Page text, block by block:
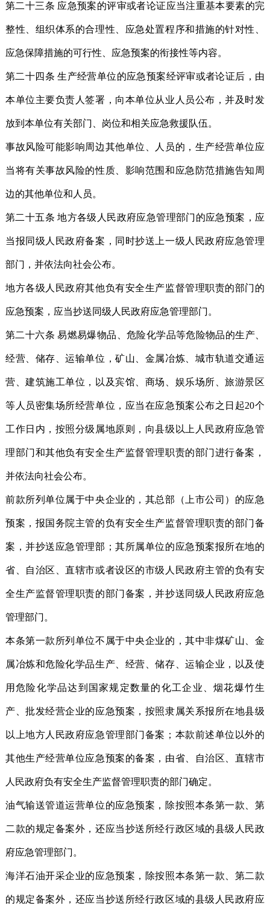
第二十三条 应急预案的评审或者论证应当注重基本要素的完
整性、组织体系的合理性、应急处置程序和措施的针对性、
应急保障措施的可行性、应急预案的衔接性等内容。
第二十四条 生产经营单位的应急预案经评审或者论证后，由
本单位主要负责人签署，向本单位从业人员公布，并及时发
放到本单位有关部门、岗位和相关应急救援队伍。
事故风险可能影响周边其他单位、人员的，生产经营单位应
当将有关事故风险的性质、影响范围和应急防范措施告知周
边的其他单位和人员。
第二十五条 地方各级人民政府应急管理部门的应急预案，应
当报同级人民政府备案，同时抄送上一级人民政府应急管理
部门，并依法向社会公布。
地方各级人民政府其他负有安全生产监督管理职责的部门的
应急预案，应当抄送同级人民政府应急管理部门。
第二十六条 易燃易爆物品、危险化学品等危险物品的生产、
经营、储存、运输单位，矿山、金属冶炼、城市轨道交通运
营、建筑施工单位，以及宾馆、商场、娱乐场所、旅游景区
等人员密集场所经营单位，应当在应急预案公布之日起20个
工作日内，按照分级属地原则，向县级以上人民政府应急管
理部门和其他负有安全生产监督管理职责的部门进行备案，
并依法向社会公布。
前款所列单位属于中央企业的，其总部（上市公司）的应急
预案，报国务院主管的负有安全生产监督管理职责的部门备
案，并抄送应急管理部；其所属单位的应急预案报所在地的
省、自治区、直辖市或者设区的市级人民政府主管的负有安
全生产监督管理职责的部门备案，并抄送同级人民政府应急
管理部门。
本条第一款所列单位不属于中央企业的，其中非煤矿山、金
属冶炼和危险化学品生产、经营、储存、运输企业，以及使
用危险化学品达到国家规定数量的化工企业、烟花爆竹生
产、批发经营企业的应急预案，按照隶属关系报所在地县级
以上地方人民政府应急管理部门备案；本款前述单位以外的
其他生产经营单位应急预案的备案，由省、自治区、直辖市
人民政府负有安全生产监督管理职责的部门确定。
油气输送管道运营单位的应急预案，除按照本条第一款、第
二款的规定备案外，还应当抄送所经行政区域的县级人民政
府应急管理部门。
海洋石油开采企业的应急预案，除按照本条第一款、第二款
的规定备案外，还应当抄送所经行政区域的县级人民政府应